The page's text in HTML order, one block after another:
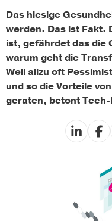
Das hiesige
werden. Das ist Fakt.
ist, gefährdet das die
warum geht die
Weil allzu oft
und so die Vorteile
geraten, betont